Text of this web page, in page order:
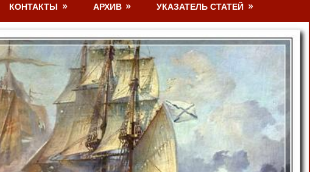
КОНТАКТЫ АРХИВ УКАЗАТЕЛЬ СТАТЕЙ